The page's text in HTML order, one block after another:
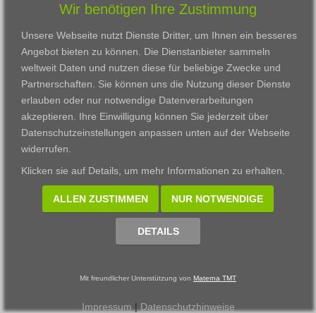
Karriere
Kontakt
Download
Impressum
Datenschutzerklärung
Darmstadt
Frankfurt am Main
Gießen
Kassel
Wiesbaden
Fortbildungszentrum
Ausbildung
Zertifikatslehrgänge
Fortbildung
© 2002 - 2026 Materna TMT GmbH, powered by CARUSO
Wir benötigen Ihre Zustimmung
Unsere Webseite nutzt Dienste Dritter, um Ihnen ein besseres
Angebot bieten zu können. Die Dienstanbieter sammeln
weltweit Daten und nutzen diese für beliebige Zwecke und
Partnerschaften. Sie können uns die Nutzung dieser Dienste
erlauben oder nur notwendige Datenverarbeitungen
akzeptieren. Ihre Einwilligung können Sie jederzeit über
Datenschutzeinstellungen anpassen unten auf der Webseite
widerrufen.
Klicken sie auf Details, um mehr Informationen zu erhalten.
ALLEN ZUSTIMMEN NUR NOTWENDIGE
DETAILS
Mit freundlicher Unterstützung von Materna TMT
Impressum | Datenschutzhinweise